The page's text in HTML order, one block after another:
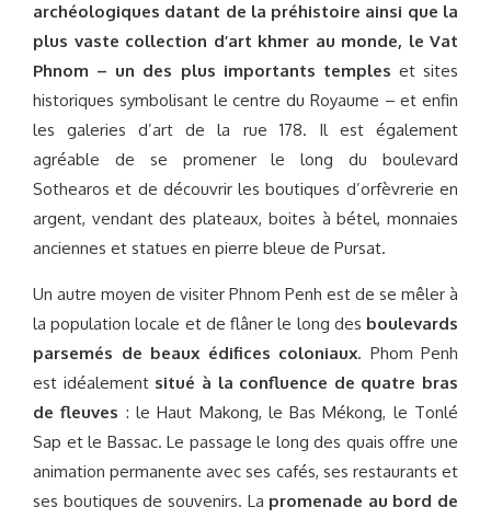
archéologiques datant de la préhistoire ainsi que la
plus vaste collection d’art khmer au monde, le Vat
Phnom – un des plus importants temples et sites
historiques symbolisant le centre du Royaume – et enfin
les galeries d’art de la rue 178. Il est également
agréable de se promener le long du boulevard
Sothearos et de découvrir les boutiques d’orfèvrerie en
argent, vendant des plateaux, boites à bétel, monnaies
anciennes et statues en pierre bleue de Pursat.
Un autre moyen de visiter Phnom Penh est de se mêler à
la population locale et de flâner le long des boulevards
parsemés de beaux édifices coloniaux. Phom Penh
est idéalement situé à la confluence de quatre bras
de fleuves : le Haut Makong, le Bas Mékong, le Tonlé
Sap et le Bassac. Le passage le long des quais offre une
animation permanente avec ses cafés, ses restaurants et
ses boutiques de souvenirs. La promenade au bord de